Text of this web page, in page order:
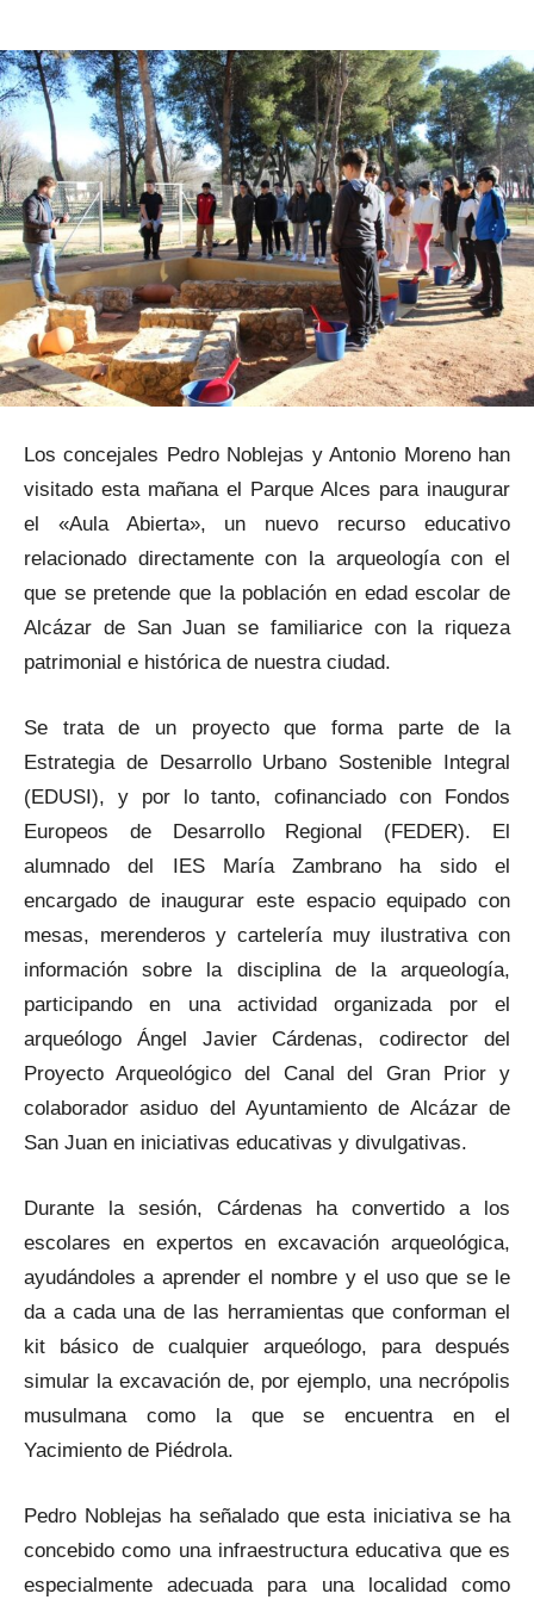
Los concejales Pedro Noblejas y Antonio Moreno han
visitado esta mañana el Parque Alces para inaugurar
el «Aula Abierta», un nuevo recurso educativo
relacionado directamente con la arqueología con el
que se pretende que la población en edad escolar de
Alcázar de San Juan se familiarice con la riqueza
patrimonial e histórica de nuestra ciudad.
Se trata de un proyecto que forma parte de la
Estrategia de Desarrollo Urbano Sostenible Integral
(EDUSI), y por lo tanto, cofinanciado con Fondos
Europeos de Desarrollo Regional (FEDER). El
alumnado del IES María Zambrano ha sido el
encargado de inaugurar este espacio equipado con
mesas, merenderos y cartelería muy ilustrativa con
información sobre la disciplina de la arqueología,
participando en una actividad organizada por el
arqueólogo Ángel Javier Cárdenas, codirector del
Proyecto Arqueológico del Canal del Gran Prior y
colaborador asiduo del Ayuntamiento de Alcázar de
San Juan en iniciativas educativas y divulgativas.
Durante la sesión, Cárdenas ha convertido a los
escolares en expertos en excavación arqueológica,
ayudándoles a aprender el nombre y el uso que se le
da a cada una de las herramientas que conforman el
kit básico de cualquier arqueólogo, para después
simular la excavación de, por ejemplo, una necrópolis
musulmana como la que se encuentra en el
Yacimiento de Piédrola.
Pedro Noblejas ha señalado que esta iniciativa se ha
concebido como una infraestructura educativa que es
especialmente adecuada para una localidad como